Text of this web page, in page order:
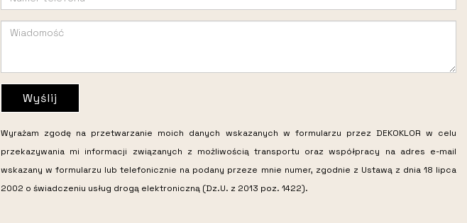
Wyślij
Wyrażam zgodę na przetwarzanie moich danych wskazanych w formularzu przez DEKOKLOR w celu
przekazywania mi informacji związanych z możliwością transportu oraz współpracy na adres e-mail
wskazany w formularzu lub telefonicznie na podany przeze mnie numer, zgodnie z Ustawą z dnia 18 lipca
2002 o świadczeniu usług drogą elektroniczną (Dz.U. z 2013 poz. 1422).